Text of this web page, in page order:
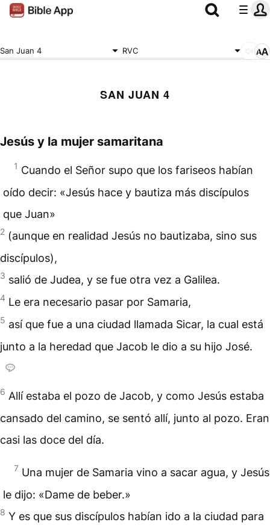
San Juan 4 RVC
SAN JUAN 4
Jesús y la mujer samaritana
1 Cuando el Señor supo que los fariseos habían
oído decir: «Jesús hace y bautiza más discípulos
que Juan»
2 (aunque en realidad Jesús no bautizaba, sino sus
discípulos),
3 salió de Judea, y se fue otra vez a Galilea.
4 Le era necesario pasar por Samaria,
5 así que fue a una ciudad llamada Sicar, la cual está
junto a la heredad que Jacob le dio a su hijo José.
6 Allí estaba el pozo de Jacob, y como Jesús estaba
cansado del camino, se sentó allí, junto al pozo. Eran
casi las doce del día.
7 Una mujer de Samaria vino a sacar agua, y Jesús
le dijo: «Dame de beber.»
8 Y es que sus discípulos habían ido a la ciudad para